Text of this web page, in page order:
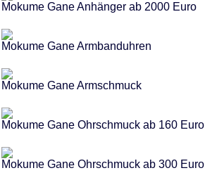
Mokume Gane Anhänger ab 2000 Euro
Mokume Gane Armbanduhren
Mokume Gane Armschmuck
Mokume Gane Ohrschmuck ab 160 Euro
Mokume Gane Ohrschmuck ab 300 Euro